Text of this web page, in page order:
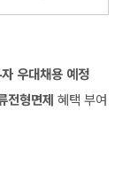
우대채용 예정
전형면제 혜택 부여